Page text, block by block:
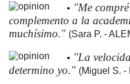
• "Me
complemento a la
muchísimo." (Sara P. -
• "La
determino yo." (Miguel S. -